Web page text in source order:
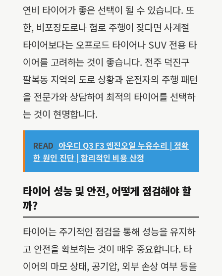
연비 타이어가 좋은 선택이 될 수 있습니다. 또
한, 비포장도로나 험로 주행이 잦다면 사계절
타이어보다는 오프로드 타이어나 SUV 전용 타
이어를 고려하는 것이 좋습니다. 전주 덕진구
팔복동 지역의 도로 상황과 운전자의 주행 패턴
을 전문가와 상담하여 최적의 타이어를 선택하
는 것이 현명합니다.
READ 아우디 Q3 F3 엔진오일 누유수리 | 정확
한 원인 진단 | 합리적인 비용 산정
타이어 성능 및 안전, 어떻게 점검해야 할
까?
타이어는 주기적인 점검을 통해 성능을 유지하
고 안전을 확보하는 것이 매우 중요합니다. 타
이어의 마모 상태, 공기압, 외부 손상 여부 등을